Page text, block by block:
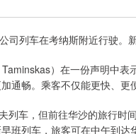
司列车在考纳斯附近行驶。
）在一份声明中表
通畅。乘客不仅能更快、
车，但前往华沙的旅行时
班列车，旅客可在中午到